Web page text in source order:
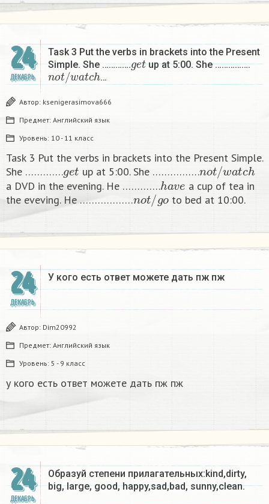
24
ДЕКАБРЬ
Task 3 Put the verbs in brackets into the Present
Simple. She ………….
g et
up at 5:00. She …………….
not/watch
…
Автор: ksenigerasimova666
Предмет: Английский язык
Уровень: 10 - 11 класс
Task 3 Put the verbs in brackets into the Present Simple.
She ………….
get
up at 5:00. She …………….
not/w atch
a DVD in the evening. He ………….
have
a cup of tea in
the eveving. He ………………
not/go
to bed at 10:00. ​
24
ДЕКАБРЬ
У кого есть ответ можете дать пж пж ​
Автор: Dim20992
Предмет: Английский язык
Уровень: 5 - 9 класс
у кого есть ответ можете дать пж пж
24
ДЕКАБРЬ
Образуй степени прилагательных:kind,dirty,
big, large, good, happy,sad,bad, sunny,clean.​